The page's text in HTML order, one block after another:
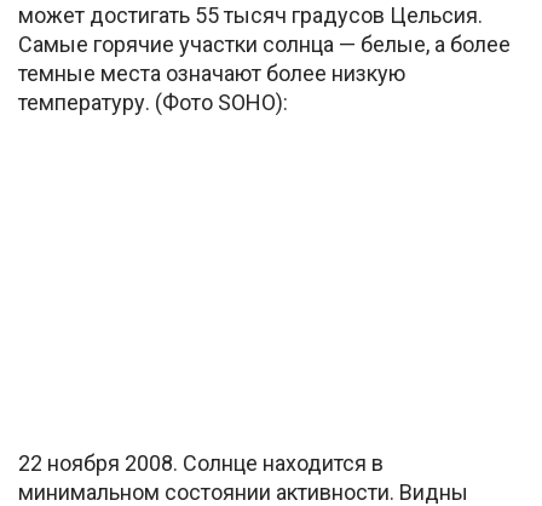
может достигать 55 тысяч градусов Цельсия.
Самые горячие участки солнца — белые, а более
темные места означают более низкую
температуру. (Фото SOHO):
22 ноября 2008. Солнце находится в
минимальном состоянии активности. Видны